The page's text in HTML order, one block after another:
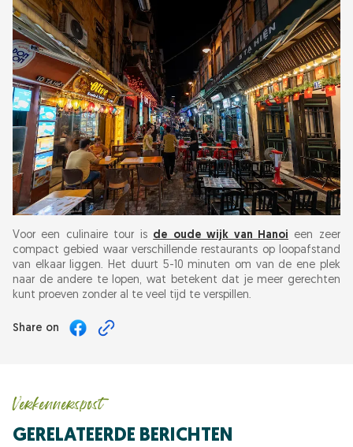
Voor een culinaire tour is de oude wijk van Hanoi een zeer
compact gebied waar verschillende restaurants op loopafstand
van elkaar liggen. Het duurt 5-10 minuten om van de ene plek
naar de andere te lopen, wat betekent dat je meer gerechten
kunt proeven zonder al te veel tijd te verspillen.
Share on
Verkennerspost
GERELATEERDE BERICHTEN